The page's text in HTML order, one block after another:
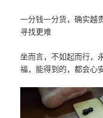
一分钱一分货，确实越
寻找更难
坐而言，不如起而行，
福，能得到的，都会心